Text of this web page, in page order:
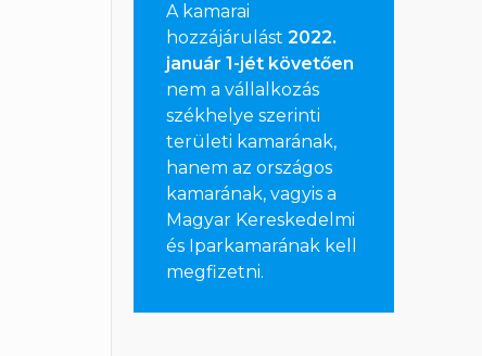
A kamarai
hozzájárulást 2022.
január 1-jét követően
nem a vállalkozás
székhelye szerinti
területi kamarának,
hanem az országos
kamarának, vagyis a
Magyar Kereskedelmi
és Iparkamarának kell
megfizetni.